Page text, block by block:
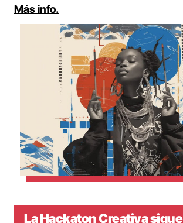
Más info.
La Hackaton Creativa sigue